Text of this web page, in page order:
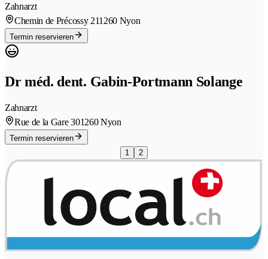
Zahnarzt
Chemin de Précossy 211260 Nyon
Termin reservieren
Dr méd. dent. Gabin-Portmann Solange
Zahnarzt
Rue de la Gare 301260 Nyon
Termin reservieren
1
2